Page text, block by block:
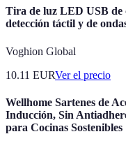
Tira de luz LED USB de
detección táctil y de
Voghion Global
10.11 EURVer el precio
Wellhome Sartenes de
Inducción, Sin
para Cocinas Sostenibles